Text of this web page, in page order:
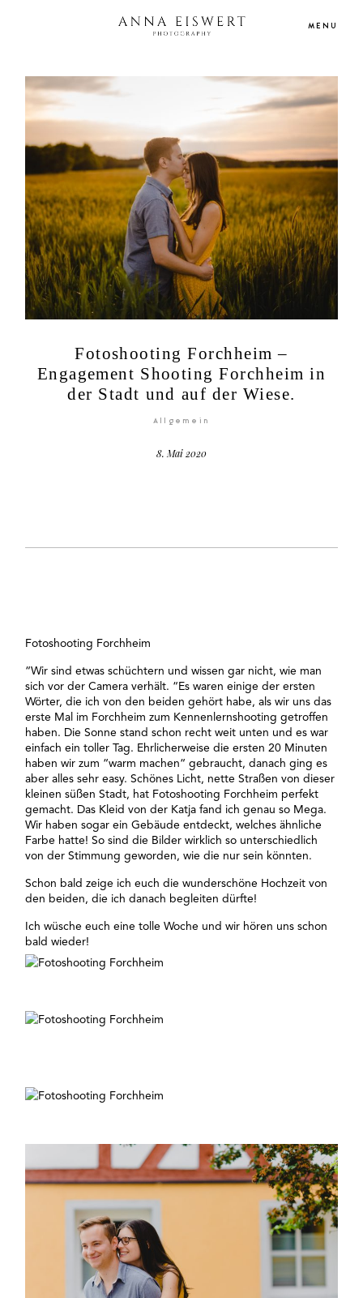
MENU
Fotoshooting Forchheim –
Engagement Shooting Forchheim in
der Stadt und auf der Wiese.
Allgemein
8. Mai 2020
Fotoshooting Forchheim
“Wir sind etwas schüchtern und wissen gar nicht, wie man
sich vor der Camera verhält. “Es waren einige der ersten
Wörter, die ich von den beiden gehört habe, als wir uns das
erste Mal im Forchheim zum Kennenlernshooting getroffen
haben. Die Sonne stand schon recht weit unten und es war
einfach ein toller Tag. Ehrlicherweise die ersten 20 Minuten
haben wir zum “warm machen“ gebraucht, danach ging es
aber alles sehr easy. Schönes Licht, nette Straßen von dieser
kleinen süßen Stadt, hat Fotoshooting Forchheim perfekt
gemacht. Das Kleid von der Katja fand ich genau so Mega.
Wir haben sogar ein Gebäude entdeckt, welches ähnliche
Farbe hatte! So sind die Bilder wirklich so unterschiedlich
von der Stimmung geworden, wie die nur sein könnten.
Schon bald zeige ich euch die wunderschöne Hochzeit von
den beiden, die ich danach begleiten dürfte!
Ich wüsche euch eine tolle Woche und wir hören uns schon
bald wieder!
HOME
PORTFOLIO
HOCHZEITSREPORTAGEN
INFO/PREISE
BLOG